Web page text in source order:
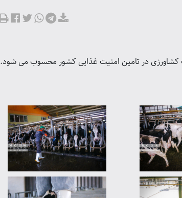
در تامین امنیت غذایی کشور محسوب می شود.